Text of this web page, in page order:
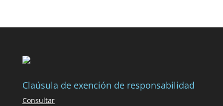
Claúsula de exención de responsabilidad
Consultar